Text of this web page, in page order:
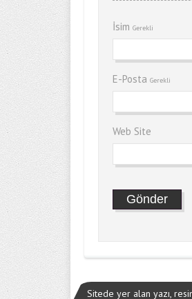
İsim Gerekli
E-Posta Gerekli
Web Site
Sitede yer alan yazı,